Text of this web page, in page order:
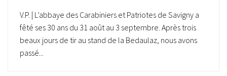
V.P. | L’abbaye des Carabiniers et Patriotes de Savigny a
fêté ses 30 ans du 31 août au 3 septembre. Après trois
beaux jours de tir au stand de la Bedaulaz, nous avons
passé...